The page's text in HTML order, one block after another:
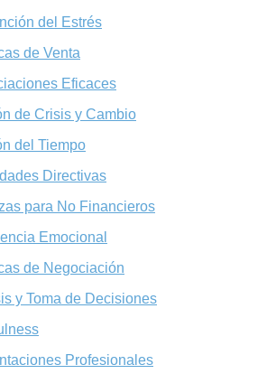
del Estrés
de Venta
Eficaces
de Crisis y Cambio
del Tiempo
Directivas
para No Financieros
Emocional
de Negociación
y Toma de Decisiones
Profesionales